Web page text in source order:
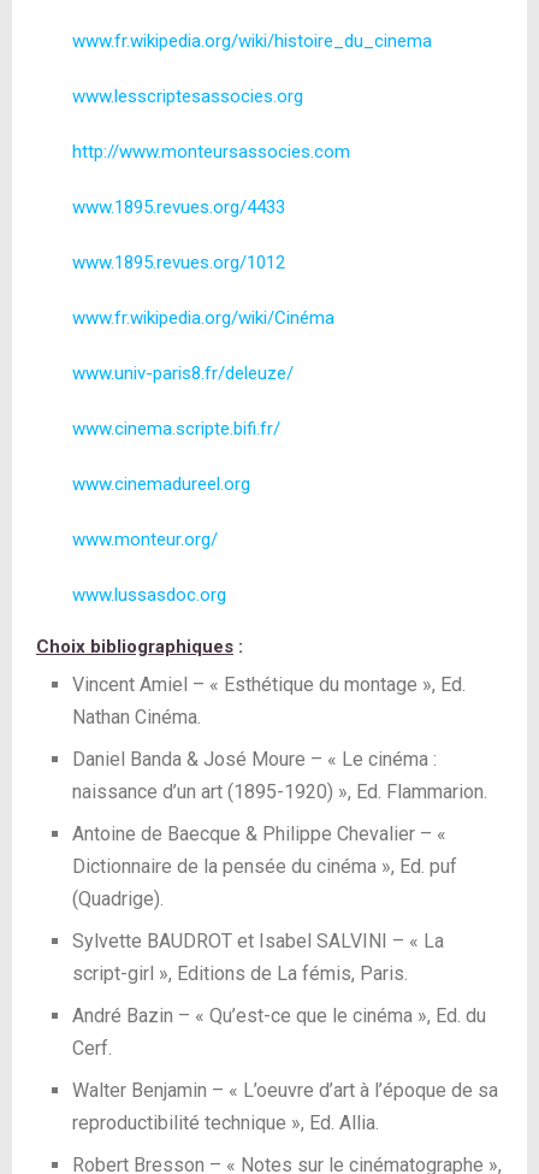
www.fr.wikipedia.org/wiki/histoire_du_cinema
www.lesscriptesassocies.org
http://www.monteursassocies.com
www.1895.revues.org/4433
www.1895.revues.org/1012
www.fr.wikipedia.org/wiki/Cinéma
www.univ-paris8.fr/deleuze/
www.cinema.scripte.bifi.fr/
www.cinemadureel.org
www.monteur.org/
www.lussasdoc.org
Choix bibliographiques :
Vincent Amiel – « Esthétique du montage », Ed.
Nathan Cinéma.
Daniel Banda & José Moure – « Le cinéma :
naissance d’un art (1895-1920) », Ed. Flammarion.
Antoine de Baecque & Philippe Chevalier – «
Dictionnaire de la pensée du cinéma », Ed. puf
(Quadrige).
Sylvette BAUDROT et Isabel SALVINI – « La
script-girl », Editions de La fémis, Paris.
André Bazin – « Qu’est-ce que le cinéma », Ed. du
Cerf.
Walter Benjamin – « L’oeuvre d’art à l’époque de sa
reproductibilité technique », Ed. Allia.
Robert Bresson – « Notes sur le cinématographe »,